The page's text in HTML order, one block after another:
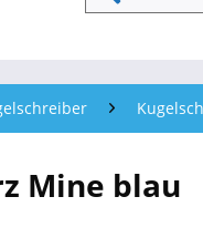
Mine blau